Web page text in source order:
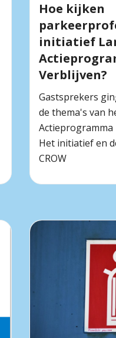
Hoe kijken
initiatief
Verblijven?
Gastsprekers
de thema's van
Actieprogramma
Het initiatief en
CROW